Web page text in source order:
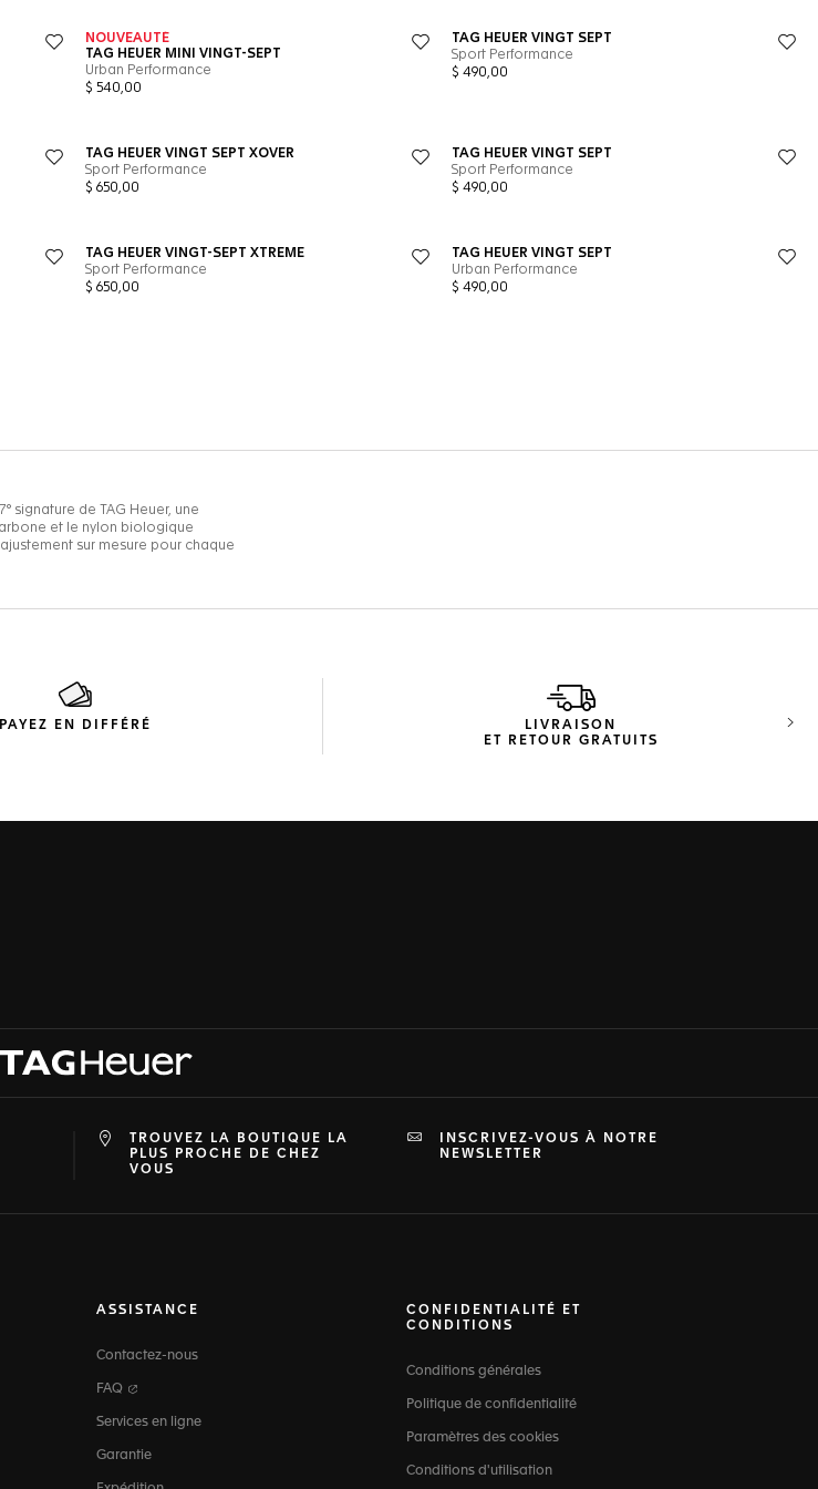
PAYEZ EN DIFFÉRÉ
LIVRAISON
ET RETOUR GRATUITS
TROUVEZ LA BOUTIQUE LA
PLUS PROCHE DE CHEZ
VOUS
INSCRIVEZ-VOUS À NOTRE
NEWSLETTER
ASSISTANCE
Contactez-nous
FAQ
Services en ligne
Garantie
CONFIDENTIALITÉ ET
CONDITIONS
Conditions générales
Politique de confidentialité
Paramètres des cookies
Conditions d'utilisation